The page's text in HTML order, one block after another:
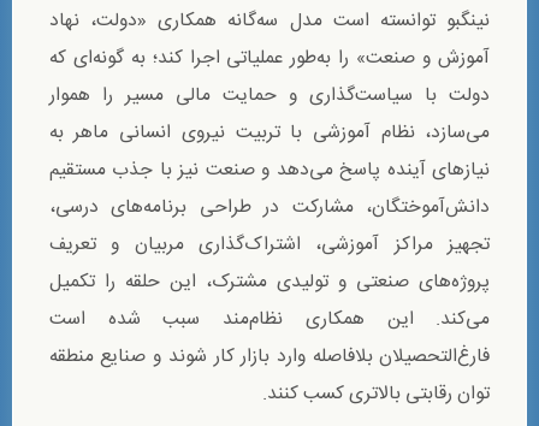
نینگبو توانسته است مدل سه‌گانه همکاری «دولت، نهاد
آموزش و صنعت» را به‌طور عملیاتی اجرا کند؛ به گونه‌ای که
دولت با سیاست‌گذاری و حمایت مالی مسیر را هموار
می‌سازد، نظام آموزشی با تربیت نیروی انسانی ماهر به
نیازهای آینده پاسخ می‌دهد و صنعت نیز با جذب مستقیم
دانش‌آموختگان، مشارکت در طراحی برنامه‌های درسی،
تجهیز مراکز آموزشی، اشتراک‌گذاری مربیان و تعریف
پروژه‌های صنعتی و تولیدی مشترک، این حلقه را تکمیل
می‌کند. این همکاری نظام‌مند سبب شده است
فارغ‌التحصیلان بلافاصله وارد بازار کار شوند و صنایع منطقه
توان رقابتی بالاتری کسب کنند.